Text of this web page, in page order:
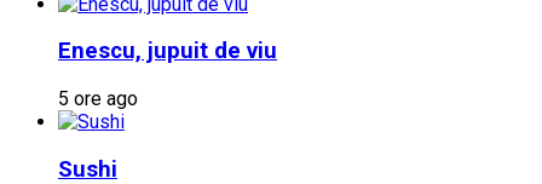
Enescu, jupuit de viu
5 ore ago
Sushi